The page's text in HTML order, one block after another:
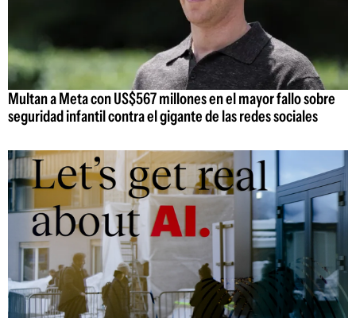
Multan a Meta con US$567 millones en el mayor fallo sobre
seguridad infantil contra el gigante de las redes sociales